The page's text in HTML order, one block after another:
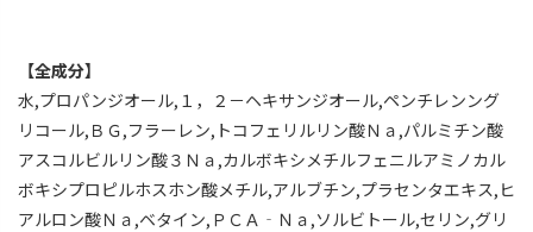
【全成分】
水,プロパンジオール,１，２－ヘキサンジオール,ペンチレンング
リコール,ＢＧ,フラーレン,トコフェリルリン酸Ｎａ,パルミチン酸
アスコルビルリン酸３Ｎａ,カルボキシメチルフェニルアミノカル
ボキシプロピルホスホン酸メチル,アルブチン,プラセンタエキス,ヒ
アルロン酸Ｎａ,ベタイン,ＰＣＡ‐Ｎａ,ソルビトール,セリン,グリ